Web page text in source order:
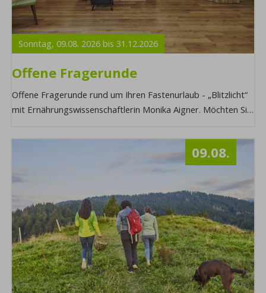
Sonntag,09.08. 2026 bis31.12.2026
Offene Fragerunde
Offene Fragerunde rund um Ihren Fastenurlaub - „Blitzlicht“
mit Ernährungswissenschaftlerin Monika Aigner. Möchten Sie
09.08.